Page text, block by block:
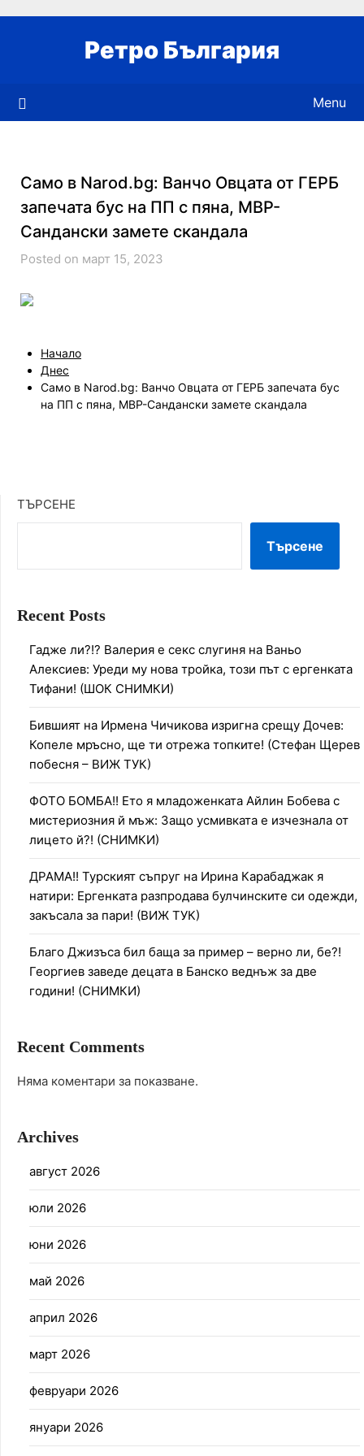
Ретро България
Menu
Само в Narod.bg: Ванчо Овцата от ГЕРБ
запечата бус на ПП с пяна, МВР-
Сандански замете скандала
Posted on март 15, 2023
Начало
Днес
Само в Narod.bg: Ванчо Овцата от ГЕРБ запечата бус
на ПП с пяна, МВР-Сандански замете скандала
ТЪРСЕНЕ
Търсене
Recent Posts
Гадже ли?!? Валерия е секс слугиня на Ваньо
Алексиев: Уреди му нова тройка, този път с ергенката
Тифани! (ШОК СНИМКИ)
Бившият на Ирмена Чичикова изригна срещу Дочев:
Копеле мръсно, ще ти отрежа топките! (Стефан Щерев
побесня – ВИЖ ТУК)
ФОТО БОМБА!! Ето я младоженката Айлин Бобева с
мистериозния й мъж: Защо усмивката е изчезнала от
лицето й?! (СНИМКИ)
ДРАМА!! Турският съпруг на Ирина Карабаджак я
натири: Ергенката разпродава булчинските си одежди,
закъсала за пари! (ВИЖ ТУК)
Благо Джизъса бил баща за пример – верно ли, бе?!
Георгиев заведе децата в Банско веднъж за две
години! (СНИМКИ)
Recent Comments
Няма коментари за показване.
Archives
август 2026
юли 2026
юни 2026
май 2026
април 2026
март 2026
февруари 2026
януари 2026